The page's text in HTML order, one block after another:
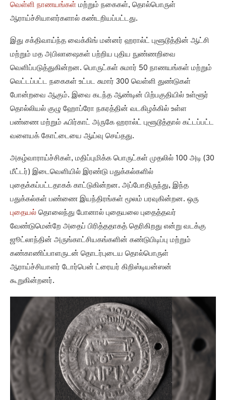
வெள்ளி நாணயங்கள் மற்றும் நகைகள், தொல்பொருள்
ஆராய்ச்சியாளர்களால் கண்டறியப்பட்டது.
இது சக்திவாய்ந்த வைக்கிங் மன்னர் ஹரால்ட் புளூடூத்தின் ஆட்சி
மற்றும் மத அபிலாஷைகள் பற்றிய புதிய நுண்ணறிவை
வெளிப்படுத்துகின்றன. பொருட்கள் சுமார் 50 நாணயங்கள் மற்றும்
வெட்டப்பட்ட நகைகள் உட்பட சுமார் 300 வெள்ளி துண்டுகள்
போன்றவை ஆகும். இவை கடந்த ஆண்டின் பிற்பகுதியில் உள்ளூர்
தொல்லியல் குழு ஹோப்ரோ நகரத்தின் வடகிழக்கில் உள்ள
பண்ணை மற்றும் ஃபிர்காட் அருகே ஹரால்ட் புளூடூத்தால் கட்டப்பட்ட
வளையக் கோட்டையை ஆய்வு செய்தது.
அகழ்வாராய்ச்சிகள், மதிப்புமிக்க பொருட்கள் முதலில் 100 அடி (30
மீட்டர்) இடைவெளியில் இரண்டு பதுக்கல்களில்
புதைக்கப்பட்டதாகக் காட்டுகின்றன. அப்போதிருந்து, இந்த
பதுக்கல்கள் பண்ணை இயந்திரங்கள் மூலம் பரவுகின்றன. ஒரு
புதையல் தொலைந்து போனால் புதையலை புதைத்தவர்
வேண்டுமென்றே அதைப் பிரித்ததாகத் தெரிகிறது என்று வடக்கு
ஜூட்லாந்தின் அருங்காட்சியகங்களின் கண்டுபிடிப்பு மற்றும்
கண்காணிப்பாளருடன் தொடர்புடைய தொல்பொருள்
ஆராய்ச்சியாளர் டோர்பென் ட்ரையர் கிறிஸ்டியன்ஸன்
கூறுகின்றனர்.